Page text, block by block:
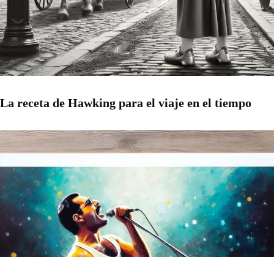
La receta de Hawking para el viaje en el tiempo